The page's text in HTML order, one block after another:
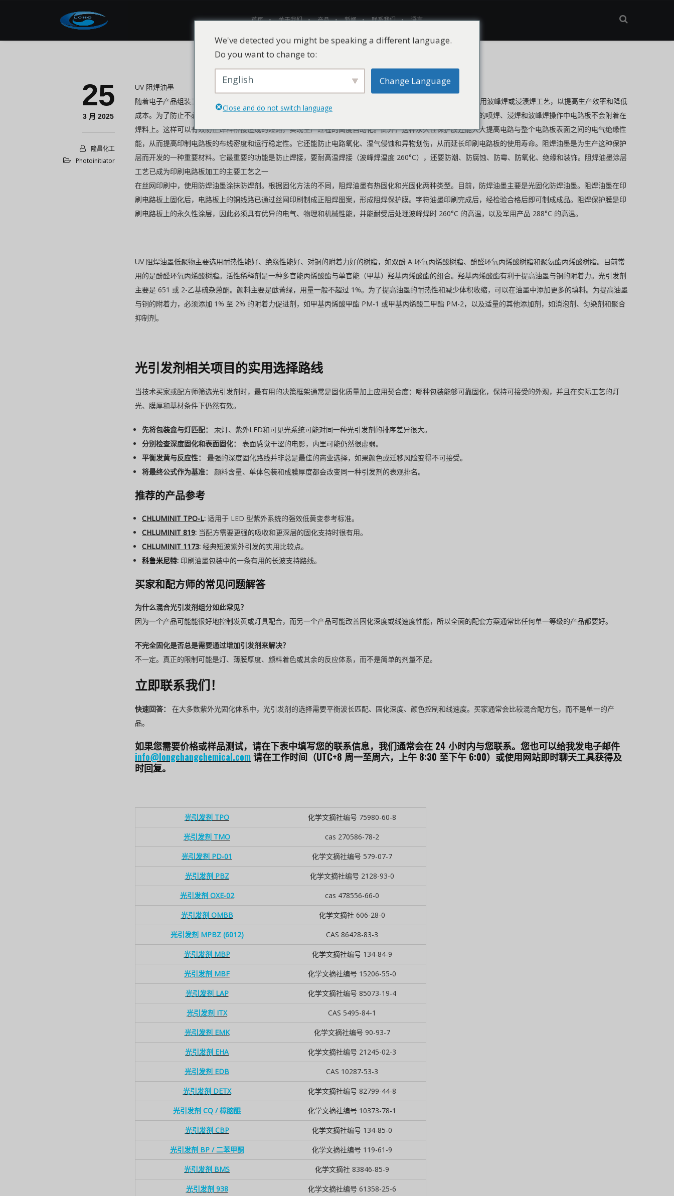
首页 关于我们 产品 新闻 联系我们 语言
25
3 月 2025
隆昌化工
Photoinitiator
UV 阻焊油墨
随着电子产品组装工艺的半自动化和自动化以及组装线作业的推广，20 世纪 60 年代，电路板的焊接工艺开始采用波峰焊或浸渍焊工艺，以提高生产效率和降低
成本。为了防止不必要的焊料附着在印刷电路板上，有必要在电路板表面贴上一层永久性保护膜，以确保在随后的喷焊、浸焊和波峰焊操作中电路板不会附着在
焊料上。这样可以有效防止焊料桥接造成的短路，实现生产过程的高度自动化。此外，这种永久性保护膜还能大大提高电路与整个电路板表面之间的电气绝缘性
能，从而提高印制电路板的布线密度和运行稳定性。它还能防止电路氧化、湿气侵蚀和异物划伤，从而延长印刷电路板的使用寿命。阻焊油墨是为生产这种保护
层而开发的一种重要材料。它最重要的功能是防止焊接，要耐高温焊接（波峰焊温度 260°C），还要防潮、防腐蚀、防霉、防氧化、绝缘和装饰。阻焊油墨涂层
工艺已成为印刷电路板加工的主要工艺之一
在丝网印刷中，使用防焊油墨涂抹防焊剂。根据固化方法的不同，阻焊油墨有热固化和光固化两种类型。目前，防焊油墨主要是光固化防焊油墨。阻焊油墨在印
刷电路板上固化后，电路板上的铜线路已通过丝网印刷制成正阻焊图案，形成阻焊保护膜。字符油墨印刷完成后，经检验合格后即可制成成品。阻焊保护膜是印
刷电路板上的永久性涂层，因此必须具有优异的电气、物理和机械性能，并能耐受后处理波峰焊时 260°C 的高温，以及军用产品 288°C 的高温。
UV 阻焊油墨低聚物主要选用耐热性能好、绝缘性能好、对铜的附着力好的树脂，如双酚 A 环氧丙烯酸树脂、酚醛环氧丙烯酸树脂和聚氨酯丙烯酸树脂。目前常
用的是酚醛环氧丙烯酸树脂。活性稀释剂是一种多官能丙烯酸酯与单官能（甲基）羟基丙烯酸酯的组合。羟基丙烯酸酯有利于提高油墨与铜的附着力。光引发剂
主要是 651 或 2-乙基硫杂蒽酮。颜料主要是酞菁绿，用量一般不超过 1%。为了提高油墨的耐热性和减少体积收缩，可以在油墨中添加更多的填料。为提高油墨
与铜的附着力，必须添加 1% 至 2% 的附着力促进剂，如甲基丙烯酸甲酯 PM-1 或甲基丙烯酸二甲酯 PM-2，以及适量的其他添加剂，如消泡剂、匀染剂和聚合
抑制剂。
光引发剂相关项目的实用选择路线
当技术买家或配方师筛选光引发剂时，最有用的决策框架通常是固化质量加上应用契合度：哪种包装能够可靠固化，保持可接受的外观，并且在实际工艺的灯
光、膜厚和基材条件下仍然有效。
先将包装盒与灯匹配：
汞灯、紫外LED和可见光系统可能对同一种光引发剂的排序差异很大。
分别检查深度固化和表面固化：
表面感觉干涩的电影，内里可能仍然很虚弱。
平衡发黄与反应性：
最强的深度固化路线并非总是最佳的商业选择，如果颜色或迁移风险变得不可接受。
将最终公式作为基准：
颜料含量、单体包装和成膜厚度都会改变同一种引发剂的表观排名。
推荐的产品参考
CHLUMINIT TPO-L: 适用于 LED 型紫外系统的强效低黄变参考标准。
CHLUMINIT 819: 当配方需要更强的吸收和更深层的固化支持时很有用。
CHLUMINIT 1173: 经典短波紫外引发的实用比较点。
科鲁米尼特: 印刷油墨包装中的一条有用的长波支持路线。
买家和配方师的常见问题解答
为什么混合光引发剂组分如此常见？
因为一个产品可能能很好地控制发黄或灯具配合，而另一个产品可能改善固化深度或线速度性能，所以全面的配套方案通常比任何单一等级的产品都要好。
不完全固化是否总是需要通过增加引发剂来解决？
不一定。真正的限制可能是灯、薄膜厚度、颜料着色或其余的反应体系，而不是简单的剂量不足。
立即联系我们！
快速回答：
在大多数紫外光固化体系中，光引发剂的选择需要平衡波长匹配、固化深度、颜色控制和线速度。买家通常会比较混合配方包，而不是单一的产
品。
如果您需要价格或样品测试，请在下表中填写您的联系信息，我们通常会在 24 小时内与您联系。您也可以给我发电子邮件
info@longchangchemical.com 请在工作时间（UTC+8 周一至周六，上午 8:30 至下午 6:00）或使用网站即时聊天工具获得及
时回复。
光引发剂 TPO 化学文摘社编号 75980-60-8
光引发剂 TMO cas 270586-78-2
光引发剂 PD-01 化学文摘社编号 579-07-7
光引发剂 PBZ 化学文摘社编号 2128-93-0
光引发剂 OXE-02 cas 478556-66-0
光引发剂 OMBB 化学文摘社 606-28-0
光引发剂 MPBZ (6012) CAS 86428-83-3
光引发剂 MBP 化学文摘社编号 134-84-9
光引发剂 MBF 化学文摘社编号 15206-55-0
光引发剂 LAP 化学文摘社编号 85073-19-4
光引发剂 ITX CAS 5495-84-1
光引发剂 EMK 化学文摘社编号 90-93-7
光引发剂 EHA 化学文摘社编号 21245-02-3
光引发剂 EDB CAS 10287-53-3
光引发剂 DETX 化学文摘社编号 82799-44-8
光引发剂 CQ / 樟脑醌 化学文摘社编号 10373-78-1
光引发剂 CBP 化学文摘社编号 134-85-0
光引发剂 BP / 二苯甲酮 化学文摘社编号 119-61-9
光引发剂 BMS 化学文摘社 83846-85-9
光引发剂 938 化学文摘社编号 61358-25-6
We've detected you might be speaking a different language.
Do you want to change to:
English Change Language
Close and do not switch language